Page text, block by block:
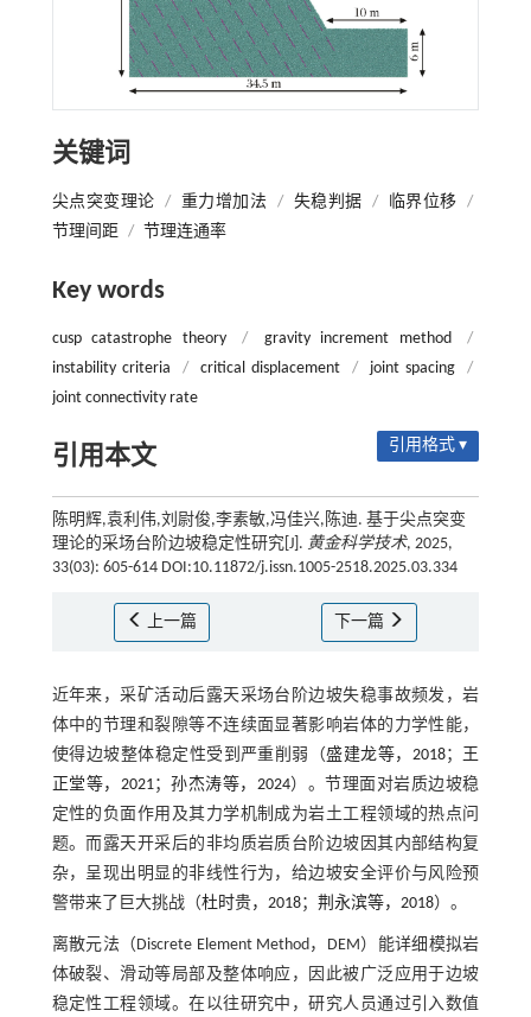
关键词
尖点突变理论 / 重力增加法 / 失稳判据 / 临界位移
/
节理间距 / 节理连通率
Key words
cusp catastrophe theory / gravity increment method
/
instability criteria
/ critical displacement / joint spacing
/
joint connectivity rate
引用本文 引用格式 ▾
陈明辉,袁利伟,刘尉俊,李素敏,冯佳兴,陈迪. 基于尖点突变
理论的采场台阶边坡稳定性研究[J]. 黄金科学技术, 2025,
33(03): 605-614 DOI:10.11872/j.issn.1005-2518.2025.03.334
上一篇 下一篇
近年来，采矿活动后露天采场台阶边坡失稳事故频发，岩
体中的节理和裂隙等不连续面显著影响岩体的力学性能，
使得边坡整体稳定性受到严重削弱（盛建龙等，2018； 王
正堂等，2021； 孙杰涛等，2024）。节理面对岩质边坡稳
定性的负面作用及其力学机制成为岩土工程领域的热点问
题。而露天开采后的非均质岩质台阶边坡因其内部结构复
杂，呈现出明显的非线性行为，给边坡安全评价与风险预
警带来了巨大挑战（杜时贵，2018； 荆永滨等，2018）。
离散元法（Discrete Element Method，DEM）能详细模拟岩
体破裂、滑动等局部及整体响应，因此被广泛应用于边坡
稳定性工程领域。在以往研究中，研究人员通过引入数值